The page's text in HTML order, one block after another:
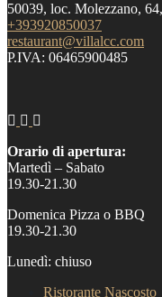
50039, loc. Molezzano,
+393920850037
restaurant@villalcc.com
P.IVA: 06465900485
Orario di apertura:
Martedì – Sabato
19.30-21.30
Domenica Pizza o BBQ
19.30-21.30
Lunedì: chiuso
Ristorante Nascosto